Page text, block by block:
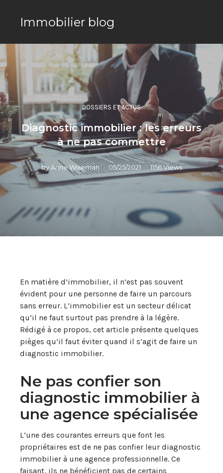
Immobilier blog
DOSSIERS ET ACTUS
Diagnostic immobilier : les erreurs
à ne pas commettre
byAnne Wiseman 05/25/2021 1156 Views
En matière d’immobilier, il n’est pas souvent
évident pour une personne de faire un parcours
sans erreur. L’immobilier est un secteur délicat
qu’il ne faut surtout pas prendre à la légère.
Rédigé à ce propos, cet article présente quelques
pièges qu’il faut éviter quand il s’agit de faire un
diagnostic immobilier.
Ne pas confier son
diagnostic immobilier à
une agence spécialisée
L’une des courantes erreurs que font les
propriétaires est de ne pas confier leur diagnostic
immobilier à une agence professionnelle. Ce
faisant, ils ne bénéficient pas de certains